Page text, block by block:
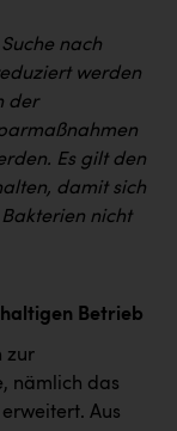
gmbh
nach
werden
der
Es gilt den
damit sich
nicht
Betrieb
zur
nämlich das
Aus